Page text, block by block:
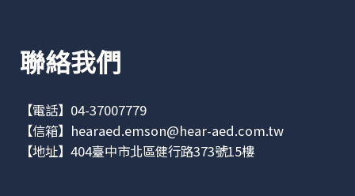
聯絡我們
【電話】04-37007779
【信箱】 hearaed.emson@hear-aed.com.tw
【地址】 404臺中市北區健行路373號15樓